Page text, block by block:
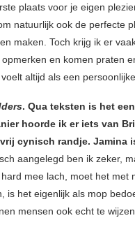
plaats voor je eigen
natuurlijk ook de perfecte
maken. Toch krijg ik er
en komen praten
altijd als een
. Qua teksten is het
hoorde ik er iets van
cynisch randje. Jamina
aangelegd ben ik zeker,
mee lach, moet het met
is het eigenlijk als mop
mensen ook echt te